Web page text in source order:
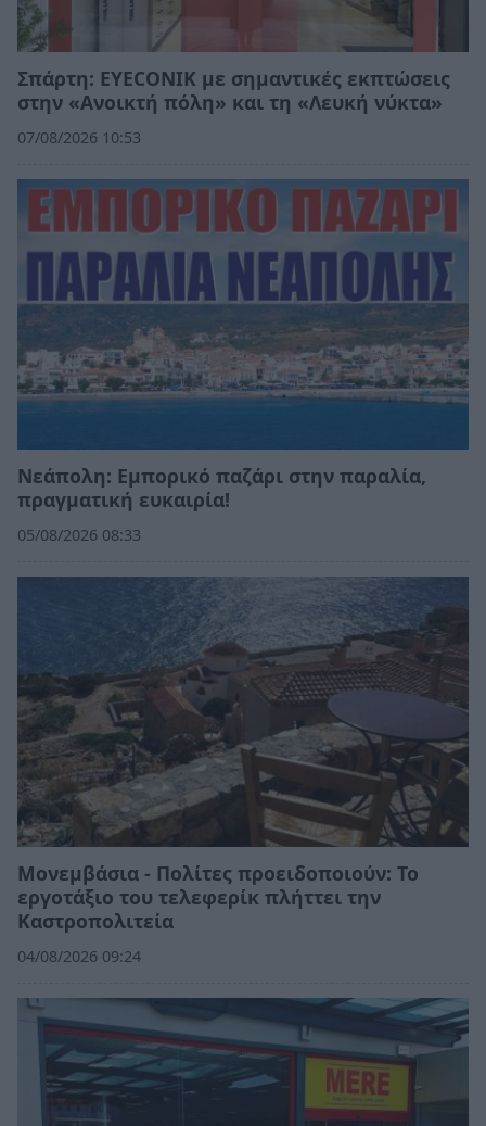
Σπάρτη: EYECONIK με σημαντικές εκπτώσεις
στην «Ανοικτή πόλη» και τη «Λευκή νύκτα»
07/08/2026 10:53
Νεάπολη: Εμπορικό παζάρι στην παραλία,
πραγματική ευκαιρία!
05/08/2026 08:33
Μονεμβάσια - Πολίτες προειδοποιούν: Το
εργοτάξιο του τελεφερίκ πλήττει την
Καστροπολιτεία
04/08/2026 09:24